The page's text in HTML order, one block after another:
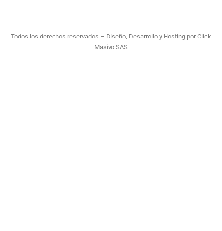
Todos los derechos reservados – Diseño, Desarrollo y Hosting porClick
Masivo SAS